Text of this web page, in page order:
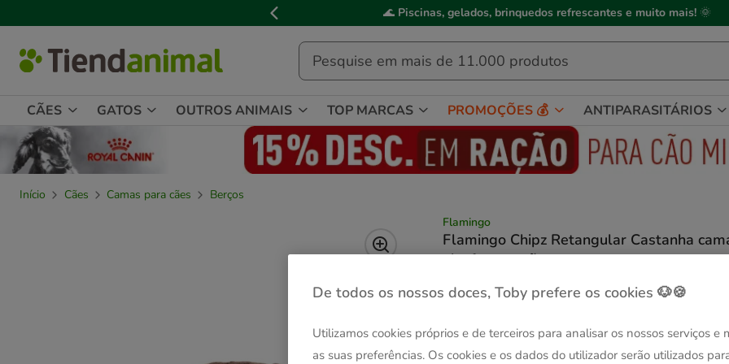
de
mensagem,
🌊 Piscinas, gelados, brinquedos refrescantes e muito mais! 🌞
CÃES GATOS OUTROS ANIMAIS TOP MARCAS PROMOÇÕES 💰 ANTIPARASITÁRIOS
Início Cães Camas para cães
Berços
Flamingo
Flamingo Chipz Retangular Castanha
alcofa para cães
52 x 46 x 20 cm
Até - 8€!
63 x 60 x 20 cm
Até - 8€!
De todos os nossos doces, Toby prefere os cookies 🐶🍪
Utilizamos cookies próprios e de terceiros para analisar os nossos serviços e
as suas preferências. Os cookies e os dados do utilizador serão utilizados